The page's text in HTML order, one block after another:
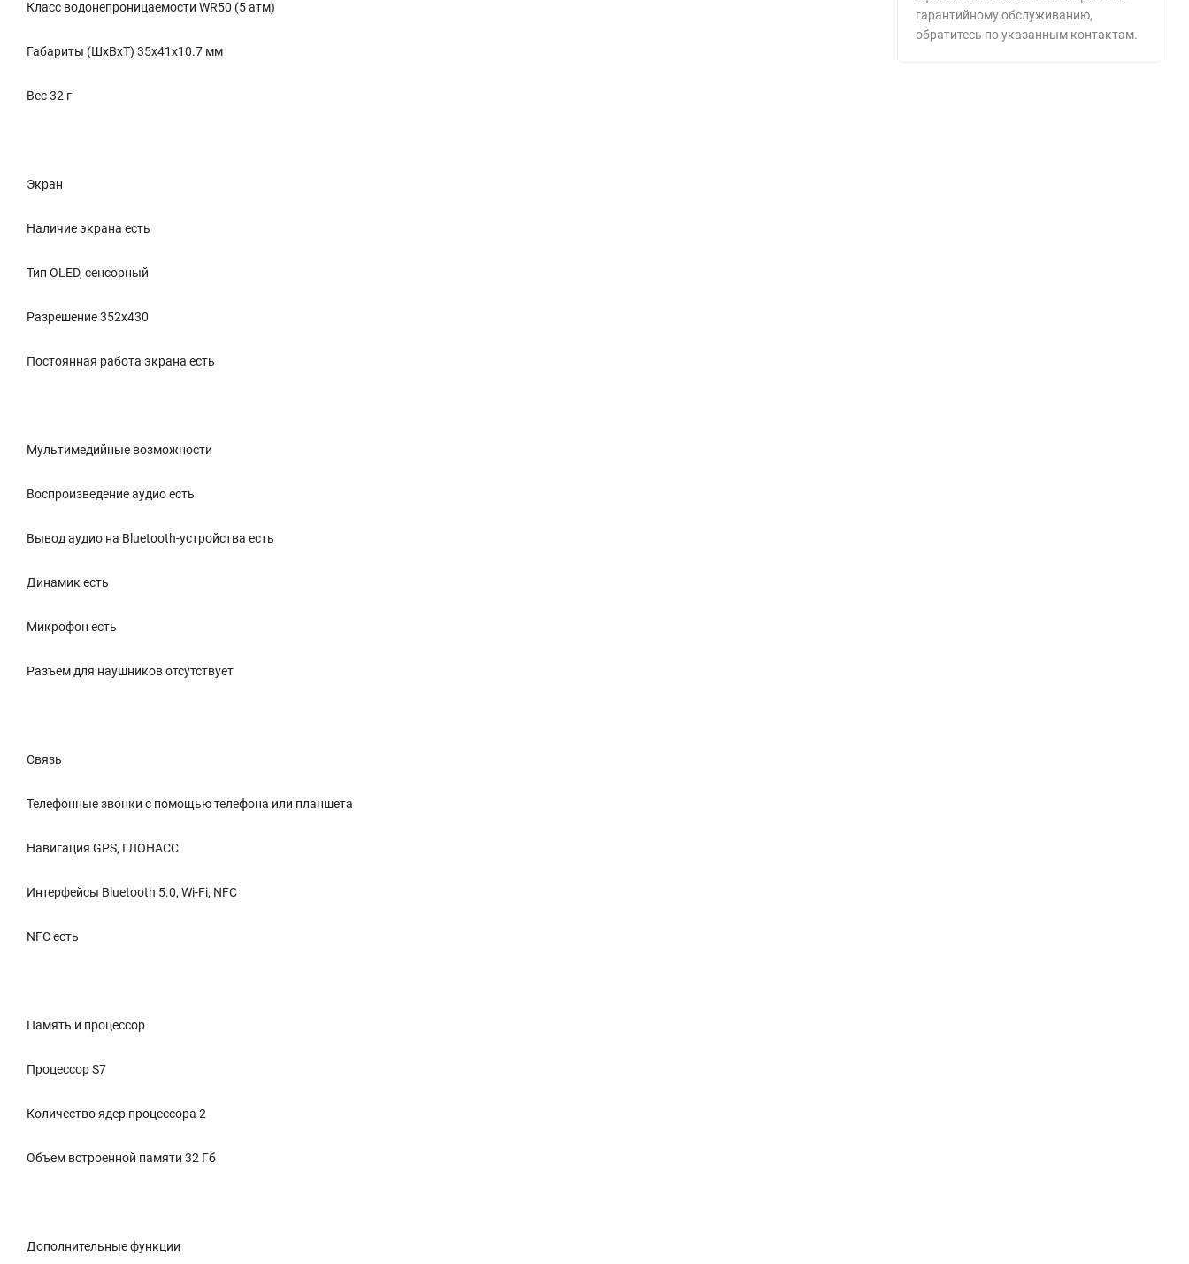
Класс водонепроницаемости WR50 (5 атм)
Габариты (ШхВхТ) 35x41x10.7 мм
Вес 32 г
Экран
Наличие экрана есть
Тип OLED, сенсорный
Разрешение 352x430
Постоянная работа экрана есть
Мультимедийные возможности
Воспроизведение аудио есть
Вывод аудио на Bluetooth-устройства есть
Динамик есть
Микрофон есть
Разъем для наушников отсутствует
Связь
Телефонные звонки с помощью телефона или планшета
Навигация GPS, ГЛОНАСС
Интерфейсы Bluetooth 5.0, Wi-Fi, NFC
NFC есть
Память и процессор
Процессор S7
Количество ядер процессора 2
Объем встроенной памяти 32 Гб
Дополнительные функции
гарантийному обслуживанию,
обратитесь по указанным контактам.